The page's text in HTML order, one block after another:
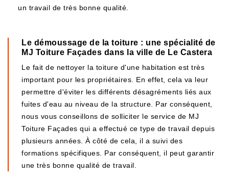
un travail de très bonne qualité.
Le démoussage de la toiture : une spécialité de
MJ Toiture Façades dans la ville de Le Castera
Le fait de nettoyer la toiture d'une habitation est très
important pour les propriétaires. En effet, cela va leur
permettre d'éviter les différents désagréments liés aux
fuites d'eau au niveau de la structure. Par conséquent,
nous vous conseillons de solliciter le service de MJ
Toiture Façades qui a effectué ce type de travail depuis
plusieurs années. À côté de cela, il a suivi des
formations spécifiques. Par conséquent, il peut garantir
une très bonne qualité de travail.